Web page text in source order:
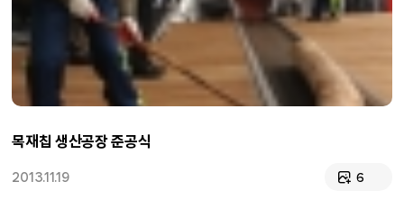
목재칩 생산공장 준공식
2013.11.19 6